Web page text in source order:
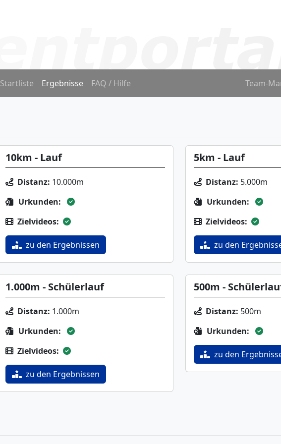
Startliste Ergebnisse FAQ / Hilfe Team-
10km - Lauf
Distanz: 10.000m
Urkunden:
Zielvideos:
zu den Ergebnissen
5km - Lauf
Distanz: 5.000m
Urkunden:
Zielvideos:
zu den
1.000m - Schülerlauf
Distanz: 1.000m
Urkunden:
Zielvideos:
zu den Ergebnissen
500m -
Distanz: 500m
Urkunden:
zu den